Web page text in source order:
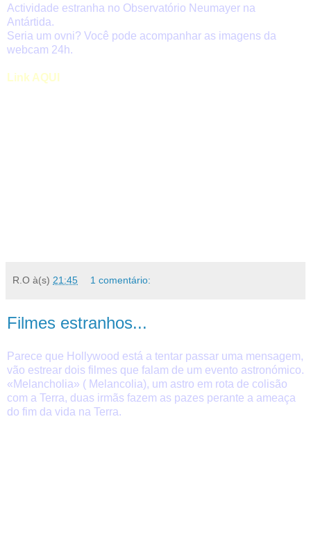
Actividade estranha no Observatório Neumayer na
Antártida.
Seria um ovni? Você pode acompanhar as imagens da
webcam 24h.
Link AQUI
R.O à(s) 21:45 1 comentário:
Filmes estranhos...
Parece que Hollywood está a tentar passar uma mensagem,
vão estrear dois filmes que falam de um evento astronómico.
«Melancholia» ( Melancolia), um astro em rota de colisão
com a Terra, duas irmãs fazem as pazes perante a ameaça
do fim da vida na Terra.